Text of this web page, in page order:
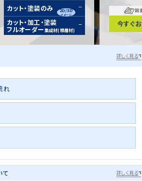
カット・塗装のみ
カット・加工・塗装
フルオーダー集成材(積層材)
2D/3D
イメージ
図
今すぐ
詳しく見る
れ
て 詳しく見る